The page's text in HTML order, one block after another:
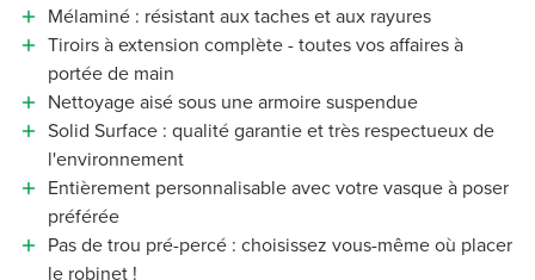
Mélaminé : résistant aux taches et aux rayures
Tiroirs à extension complète - toutes vos affaires à
portée de main
Nettoyage aisé sous une armoire suspendue
Solid Surface : qualité garantie et très respectueux de
l'environnement
Entièrement personnalisable avec votre vasque à poser
préférée
Pas de trou pré-percé : choisissez vous-même où placer
le robinet !